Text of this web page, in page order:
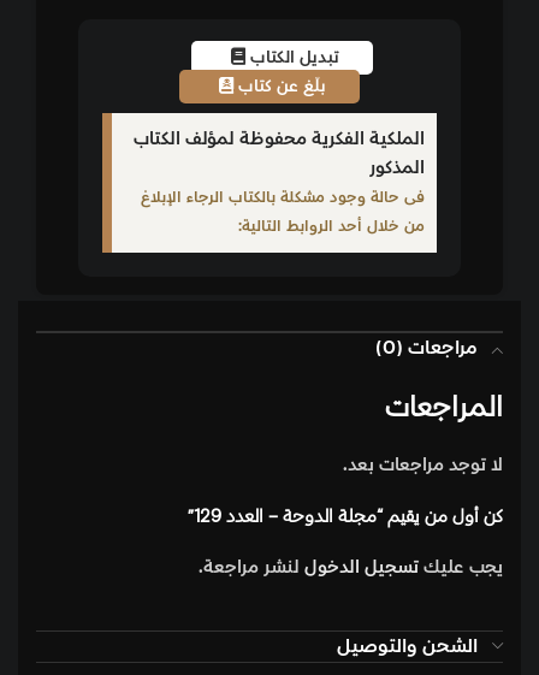
تبديل الكتاب
بلّغ عن كتاب
الملكية الفكرية محفوظة لمؤلف الكتاب
المذكور
فى حالة وجود مشكلة بالكتاب الرجاء الإبلاغ
من خلال أحد الروابط التالية:
مراجعات (0)
المراجعات
لا توجد مراجعات بعد.
كن أول من يقيم “مجلة الدوحة – العدد 129”
يجب عليك تسجيل الدخول لنشر مراجعة.
الشحن والتوصيل